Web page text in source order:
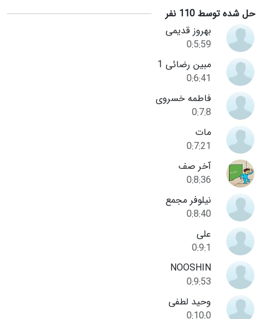
حل شده توسط 110 نفر
بهروز قدیمی
0:5:59
مبین رضائی 1
0:6:41
فاطمه خسروی
0:7:8
مات
0:7:21
آخر صف
0:8:36
نیلوفر مجمع
0:8:40
علی
0:9:1
NOOSHIN
0:9:53
وحید لطفی
0:10:0